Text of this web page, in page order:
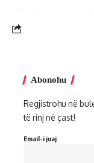
Abonohu
Regjistrohu në
të rinj në çast!
Email-i juaj